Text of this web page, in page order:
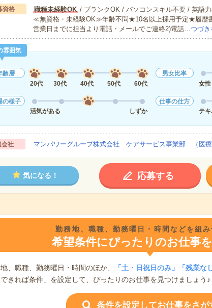
資格 職種未経験OK/ ブランクOK / パソコンスキル不要 / 英語
≪無資格・未経験OK≫年齢不問★10名以上採用予定★履歴
営業日までに担当より電話・メールでご連絡2)電話…つづき
雰囲気
齢層
20代
30代 40代 50代 60代
男女比率
女性
の様子
活気がある
しずか
仕事の仕方
テキ
会社 マンパワーグループ株式会社 ケアサービス事業部 （医療
気になる！ 応募する
勤務地、職種、勤務曜日・時間などを組み
希望条件にぴったりのお仕事
、職種、勤務曜日・時間のほか、 「土・日祝日のみ」「残業な
きれば条件」を設定して、ぴったりのお仕事を見つけましょう♪
条件を設定してお仕事をさが